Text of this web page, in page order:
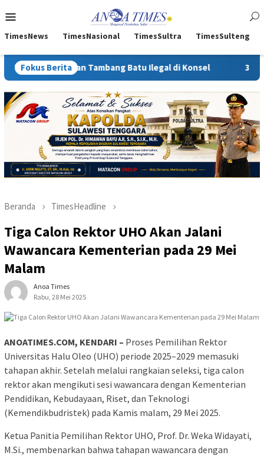
ke
Mobile
TimesNews TimesNasional TimesSultra TimesSulteng
Fokus Berita
Tambang Batu Ilegal di Konsel 30 Mahasiswa
Beranda TimesHeadline
Tiga Calon Rektor UHO Akan Jalani
Wawancara Kementerian pada 29 Mei
Malam
Anoa Times
Rabu, 28 Mei 2025
ANOATIMES.COM, KENDARI – Proses Pemilihan Rektor
Universitas Halu Oleo (UHO) periode 2025–2029 memasuki
tahapan akhir. Setelah melalui rangkaian seleksi, tiga calon
rektor akan mengikuti sesi wawancara dengan Kementerian
Pendidikan, Kebudayaan, Riset, dan Teknologi
(Kemendikbudristek) pada Kamis malam, 29 Mei 2025.
Ketua Panitia Pemilihan Rektor UHO, Prof. Dr. Weka Widayati,
M.Si., membenarkan bahwa tahapan wawancara dengan